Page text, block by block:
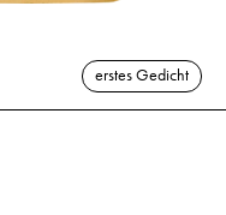
erstes Gedicht